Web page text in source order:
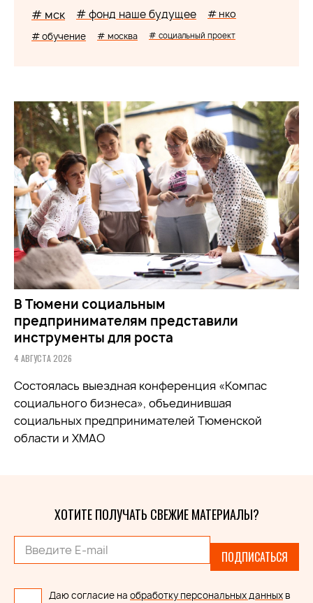
# мск # фонд наше будущее # нко
# обучение # москва # социальный проект
В Тюмени социальным
предпринимателям представили
инструменты для роста
4 АВГУСТА 2026
Состоялась выездная конференция «Компас
социального бизнеса», объединившая
социальных предпринимателей Тюменской
области и ХМАО
ХОТИТЕ ПОЛУЧАТЬ СВЕЖИЕ МАТЕРИАЛЫ?
ПОДПИСАТЬСЯ
Даю согласие на обработку персональных данных в